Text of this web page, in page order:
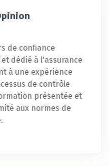
de confiance
dédié à l'assurance
à une expérience
de contrôle
présentée et
aux normes de